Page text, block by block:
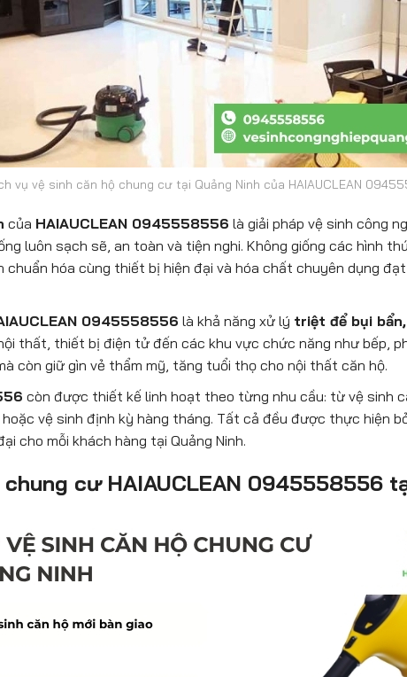
vụ vệ sinh căn hộ chung cư tại Quảng Ninh của HAIAUCLEAN
của HAIAUCLEAN 0945558556 là giải pháp vệ sinh công
luôn sạch sẽ, an toàn và tiện nghi. Không giống các hình
hóa cùng thiết bị hiện đại và hóa chất chuyên dụng
0945558556 là khả năng xử lý triệt để bụi
thất, thiết bị điện tử đến các khu vực chức năng như bếp,
còn giữ gìn vẻ thẩm mỹ, tăng tuổi thọ cho nội thất căn hộ.
còn được thiết kế linh hoạt theo từng nhu cầu: từ vệ sinh
vệ sinh định kỳ hàng tháng. Tất cả đều được thực hiện
cho mỗi khách hàng tại Quảng Ninh.
cư HAIAUCLEAN 0945558556